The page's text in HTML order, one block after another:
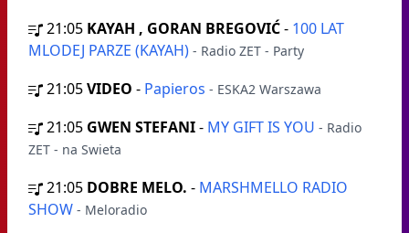
21:05 KAYAH , GORAN BREGOVIĆ- 100 LAT
MLODEJ PARZE (KAYAH) - Radio ZET - Party
21:05VIDEO - Papieros - ESKA2 Warszawa
21:05 GWEN STEFANI- MY GIFT IS YOU - Radio
ZET - na Swieta
21:05 DOBRE MELO. - MARSHMELLO RADIO
SHOW - Meloradio